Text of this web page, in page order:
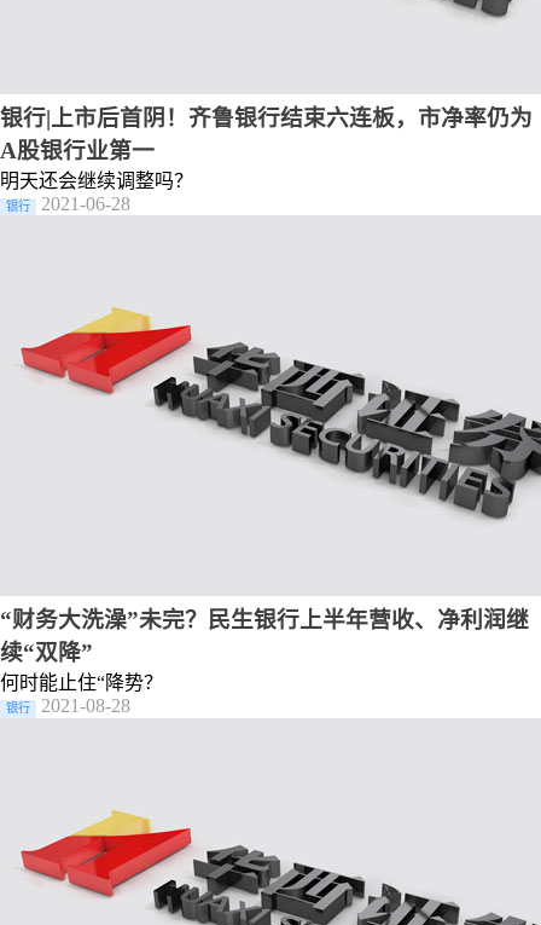
银行|上市后首阴！齐鲁银行结束六连板，市净率仍为
A股银行业第一
明天还会继续调整吗？
银行 2021-06-28
“财务大洗澡”未完？民生银行上半年营收、净利润继
续“双降”
何时能止住“降势？
银行 2021-08-28